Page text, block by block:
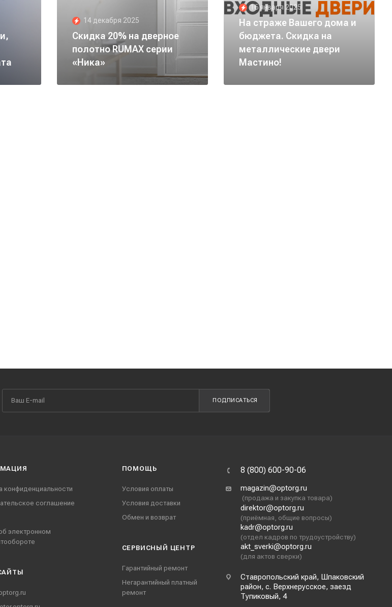
14 декабря 2025
Скидка 20% на дверное
полотно RUMAX серии
«Ника»
16 января 2025
На страже Вашего дома и
бюджета. Скидка на
металлические двери
Мастино!
ПОДПИСАТЬСЯ
конфиденциальности
соглашение
электронном
ПОМОЩЬ
Условия оплаты
Условия доставки
Обмен и возврат
СЕРВИСНЫЙ ЦЕНТР
Гарантийный ремонт
Негарантийный платный
ремонт
8 (800) 600-90-06
magazin@optorg.ru
(продажа и закупка товара)
direktor@optorg.ru
(приёмная, общие вопросы)
kadr@optorg.ru
(отдел кадров по трудоустройству)
akt_sverki@optorg.ru
(для актов сверки)
Ставропольский край, Шпаковский
район, с. Верхнерусское, заезд
Тупиковый, 4